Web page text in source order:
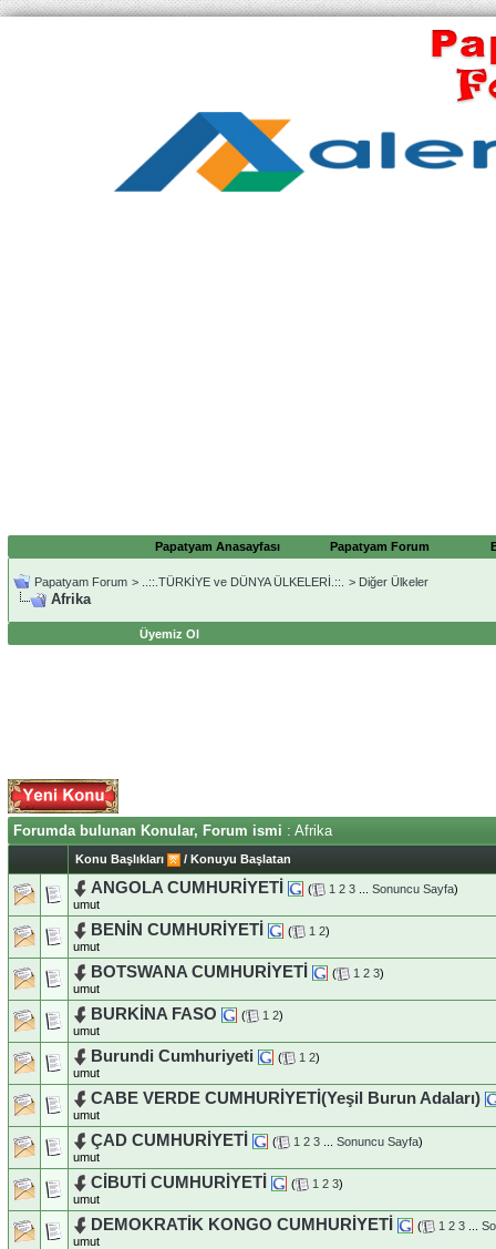
Papatyam Anasayfası Papatyam Forum
Papatyam Forum > ..::.TÜRKİYE ve DÜNYA ÜLKELERİ.::. > Diğer Ülkeler
Afrika
Üyemiz Ol
Forumda bulunan Konular, Forum ismi : Afrika
Konu Başlıkları / Konuyu Başlatan
ANGOLA CUMHURİYETİ ( 1 2 3 Sonuncu Sayfa)
umut
BENİN CUMHURİYETİ ( 1 2)
umut
BOTSWANA CUMHURİYETİ ( 1 2 3)
umut
BURKİNA FASO ( 1 2)
umut
Burundi Cumhuriyeti ( 1 2)
umut
CABE VERDE CUMHURİYETİ(Yeşil Burun Adaları)
umut
ÇAD CUMHURİYETİ ( 1 2 3 Sonuncu Sayfa)
umut
CİBUTİ CUMHURİYETİ ( 1 2 3)
umut
DEMOKRATİK KONGO CUMHURİYETİ ( 1 2 3
umut